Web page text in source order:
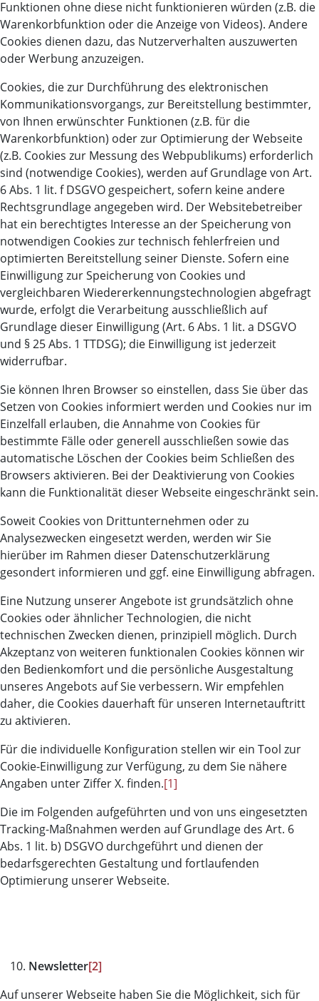
Funktionen ohne diese nicht funktionieren würden (z.B. die
Warenkorbfunktion oder die Anzeige von Videos). Andere
Cookies dienen dazu, das Nutzerverhalten auszuwerten
oder Werbung anzuzeigen.
Cookies, die zur Durchführung des elektronischen
Kommunikationsvorgangs, zur Bereitstellung bestimmter,
von Ihnen erwünschter Funktionen (z.B. für die
Warenkorbfunktion) oder zur Optimierung der Webseite
(z.B. Cookies zur Messung des Webpublikums) erforderlich
sind (notwendige Cookies), werden auf Grundlage von Art.
6 Abs. 1 lit. f DSGVO gespeichert, sofern keine andere
Rechtsgrundlage angegeben wird. Der Websitebetreiber
hat ein berechtigtes Interesse an der Speicherung von
notwendigen Cookies zur technisch fehlerfreien und
optimierten Bereitstellung seiner Dienste. Sofern eine
Einwilligung zur Speicherung von Cookies und
vergleichbaren Wiedererkennungstechnologien abgefragt
wurde, erfolgt die Verarbeitung ausschließlich auf
Grundlage dieser Einwilligung (Art. 6 Abs. 1 lit. a DSGVO
und § 25 Abs. 1 TTDSG); die Einwilligung ist jederzeit
widerrufbar.
Sie können Ihren Browser so einstellen, dass Sie über das
Setzen von Cookies informiert werden und Cookies nur im
Einzelfall erlauben, die Annahme von Cookies für
bestimmte Fälle oder generell ausschließen sowie das
automatische Löschen der Cookies beim Schließen des
Browsers aktivieren. Bei der Deaktivierung von Cookies
kann die Funktionalität dieser Webseite eingeschränkt sein.
Soweit Cookies von Drittunternehmen oder zu
Analysezwecken eingesetzt werden, werden wir Sie
hierüber im Rahmen dieser Datenschutzerklärung
gesondert informieren und ggf. eine Einwilligung abfragen.
Eine Nutzung unserer Angebote ist grundsätzlich ohne
Cookies oder ähnlicher Technologien, die nicht
technischen Zwecken dienen, prinzipiell möglich. Durch
Akzeptanz von weiteren funktionalen Cookies können wir
den Bedienkomfort und die persönliche Ausgestaltung
unseres Angebots auf Sie verbessern. Wir empfehlen
daher, die Cookies dauerhaft für unseren Internetauftritt
zu aktivieren.
Für die individuelle Konfiguration stellen wir ein Tool zur
Cookie-Einwilligung zur Verfügung, zu dem Sie nähere
Angaben unter Ziffer X. finden.[1]
Die im Folgenden aufgeführten und von uns eingesetzten
Tracking-Maßnahmen werden auf Grundlage des Art. 6
Abs. 1 lit. b) DSGVO durchgeführt und dienen der
bedarfsgerechten Gestaltung und fortlaufenden
Optimierung unserer Webseite.
Newsletter[2]
Auf unserer Webseite haben Sie die Möglichkeit, sich für